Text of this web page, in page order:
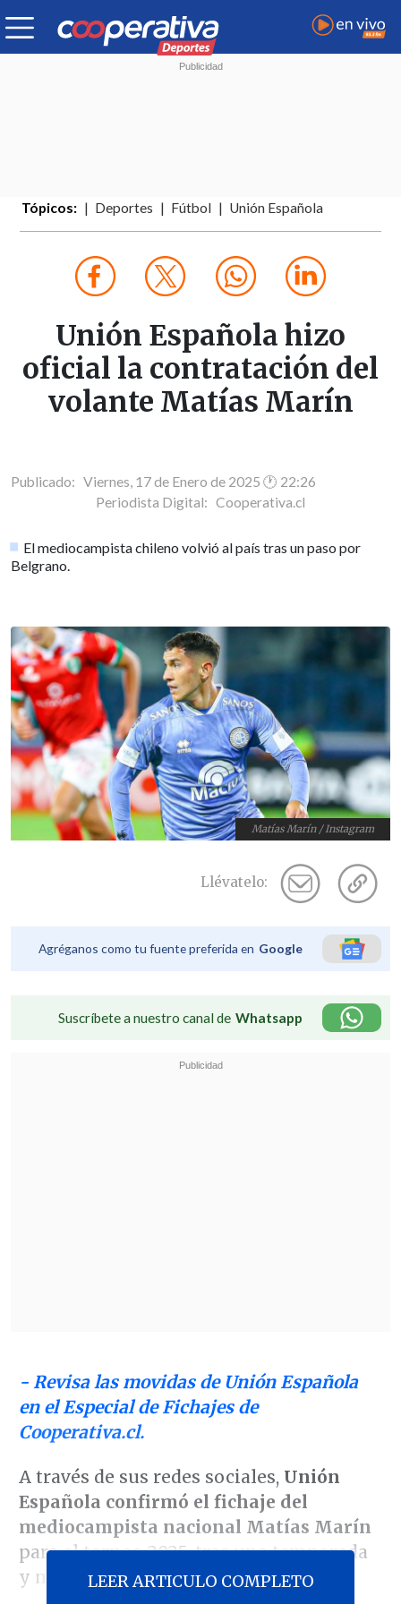
Tópicos: Deportes Fútbol Unión Española
Unión Española hizo
oficial la contratación del
volante Matías Marín
Publicado: Viernes, 17 de Enero de 2025 🕐 22:26
Periodista Digital: Cooperativa.cl
El mediocampista chileno volvió al país tras un paso por
Belgrano.
Matías Marín / Instagram
Llévatelo:
Agréganos como tu fuente preferida en Google
Suscríbete a nuestro canal de Whatsapp
- Revisa las movidas de Unión Española
en el Especial de Fichajes de
Cooperativa.cl.
A través de sus redes sociales, Unión
Española confirmó el fichaje del
mediocampista nacional Matías Marín
para el torneo 2025, tras una temporada
y media en la liga argentina.
LEER ARTICULO COMPLETO